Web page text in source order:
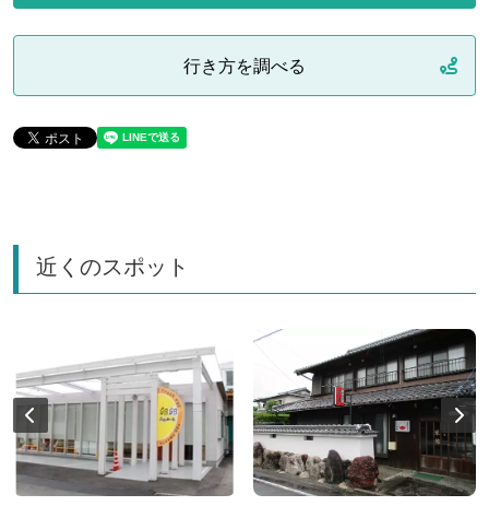
行き方を調べる
近くのスポット